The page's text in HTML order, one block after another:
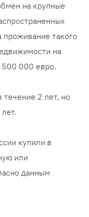
на крупные
проживание такого
на
000 евро.
течение 2 лет, но
купили в
или
данным